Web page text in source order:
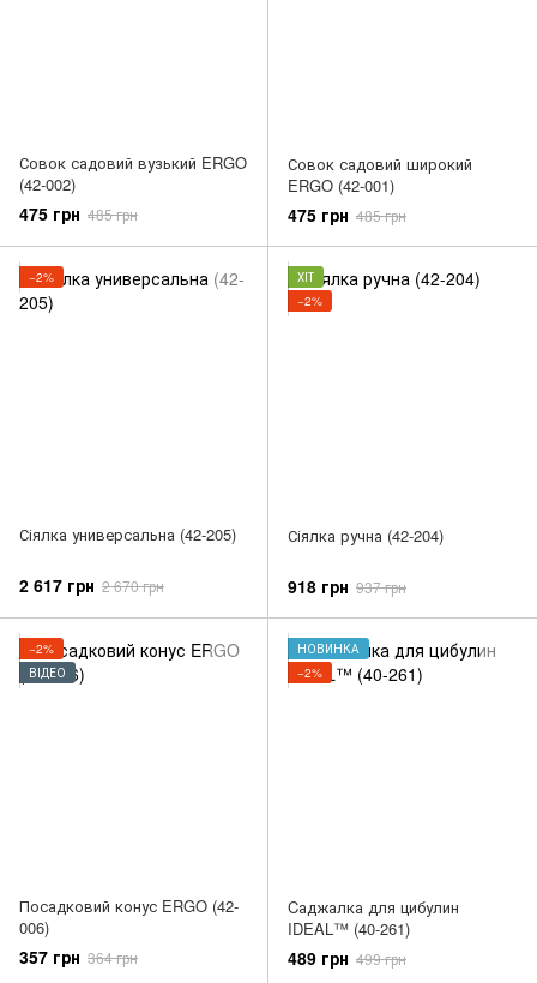
Совок садовий вузький ERGO
(42-002)
475 грн 485 грн
Совок садовий широкий
ERGO (42-001)
475 грн 485 грн
−2%
Сіялка универсальна (42-205)
2 617 грн 2 670 грн
ХІТ
−2%
Сіялка ручна (42-204)
918 грн 937 грн
−2%
ВІДЕО
Посадковий конус ERGO (42-
006)
357 грн 364 грн
НОВИНКА
−2%
Cаджалка для цибулин
IDEAL™ (40-261)
489 грн 499 грн